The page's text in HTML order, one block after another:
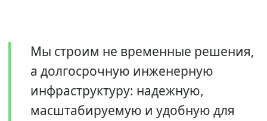
Мы строим не временные решения,
а долгосрочную инженерную
инфраструктуру: надежную,
масштабируемую и удобную для